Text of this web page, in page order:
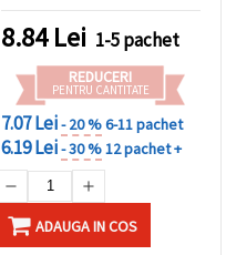
romantice, cadouri și
decorațiuni pentru casă
8.84Lei 1-5 pachet
REDUCERI
PENTRU CANTITATE
7.07 Lei- 20 %6-11 pachet
6.19 Lei- 30 %12 pachet +
ADAUGA IN COS